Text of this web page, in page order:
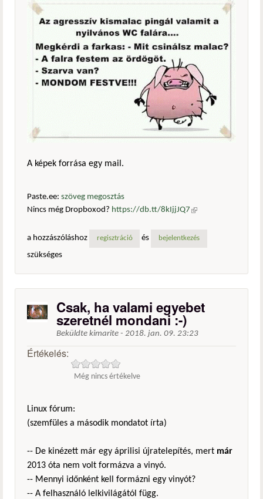
A képek forrása egy mail.
Paste.ee: szöveg megosztás
Nincs még Dropboxod? https://db.tt/8kIjjJQ7 (külső
a hozzászóláshoz
regisztráció és bejelentkezés
szükséges
Csak, ha valami egyebet
szeretnél mondani :-)
Beküldte kimarite - 2018. jan. 09. 23:23
Értékelés:
Még nincs értékelve
Linux fórum:
(szemfüles a második mondatot írta)
-- De kinézett már egy áprilisi újratelepítés, mert már
2013 óta nem volt formázva a vinyó.
-- Mennyi időnként kell formázni egy vinyót?
-- A felhasználó lelkivilágától függ.